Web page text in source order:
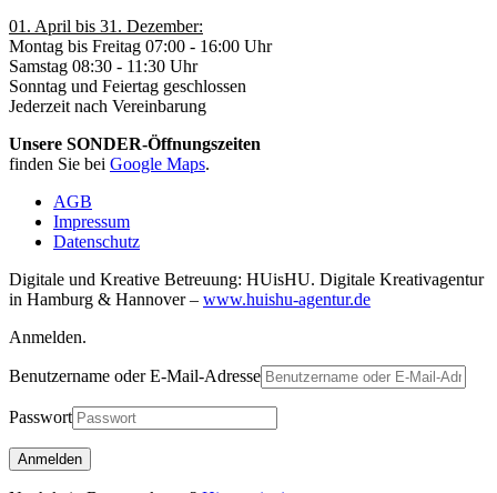
01. April bis 31. Dezember:
Montag bis Freitag 07:00 - 16:00 Uhr
Samstag 08:30 - 11:30 Uhr
Sonntag und Feiertag geschlossen
Jederzeit nach Vereinbarung
Unsere SONDER-Öffnungszeiten
finden Sie bei Google Maps.
AGB
Impressum
Datenschutz
Digitale und Kreative Betreuung: HUisHU. Digitale Kreativagentur
in Hamburg & Hannover – www.huishu-agentur.de
Anmelden.
Benutzername oder E-Mail-Adresse
Passwort